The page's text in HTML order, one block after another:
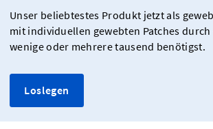
Unser beliebtestes Produkt jetzt als
mit individuellen gewebten Patches
wenige oder mehrere tausend benötigst.
Loslegen